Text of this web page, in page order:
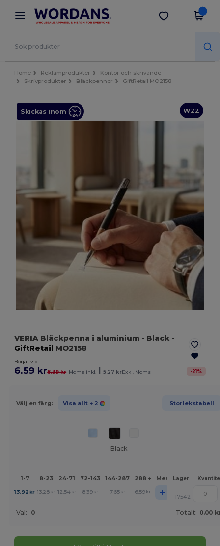
× Wordans-app
Bättre priser i appen!
Hämta app
Home Reklamprodukter
Kontor och skrivande
Skrivprodukter
Bläckpennor GiftRetail MO2158
W22
Skickas inom
VERIA Bläckpenna i aluminium - Black -
GiftRetail MO2158
Börjar vid
6.59 kr8.39 kr Moms inkl. 5.27 krExkl. Moms -21%
Välj en färg: Visa allt + 2 Storlekstabell
Black
1-7 8-23 24-71 72-143 144-287 288 + Mer Lager
13.92 kr 13.28 kr 12.54 kr 8.39 kr 7.65 kr 6.59 kr + 17542
Val: 0 Totalt: 0.00